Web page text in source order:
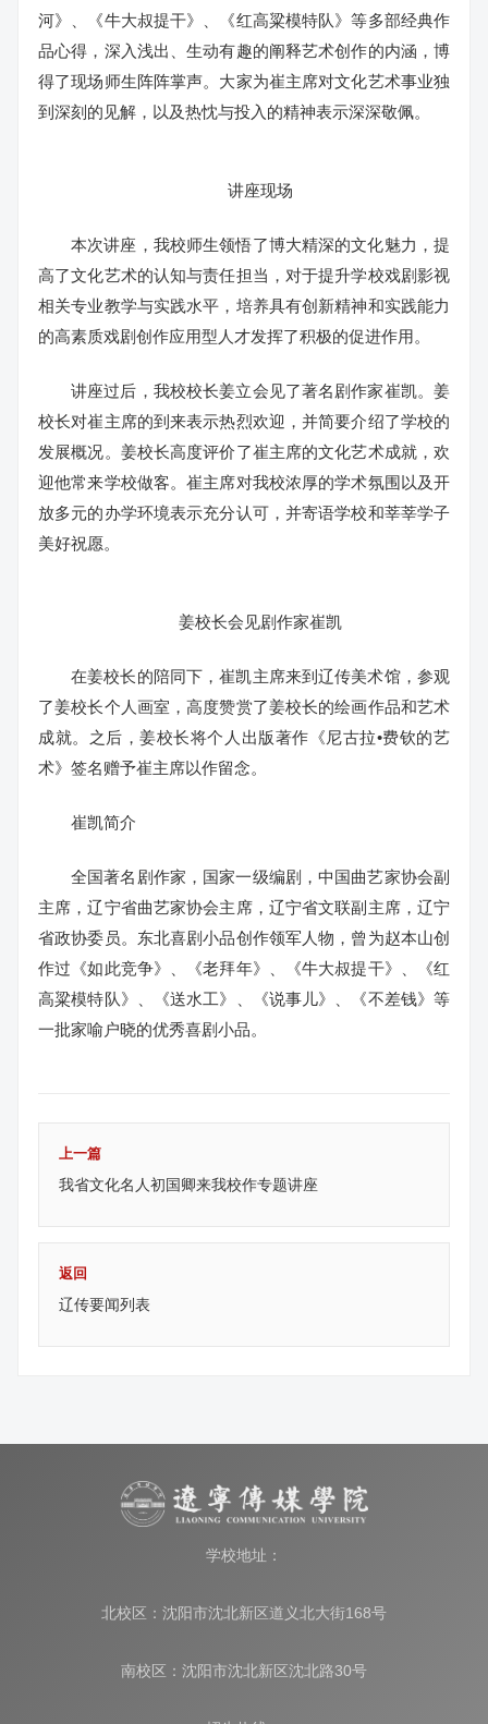
河》、《牛大叔提干》、《红高粱模特队》等多部经典作
品心得，深入浅出、生动有趣的阐释艺术创作的内涵，博
得了现场师生阵阵掌声。大家为崔主席对文化艺术事业独
到深刻的见解，以及热忱与投入的精神表示深深敬佩。
讲座现场
本次讲座，我校师生领悟了博大精深的文化魅力，提
高了文化艺术的认知与责任担当，对于提升学校戏剧影视
相关专业教学与实践水平，培养具有创新精神和实践能力
的高素质戏剧创作应用型人才发挥了积极的促进作用。
讲座过后，我校校长姜立会见了著名剧作家崔凯。姜
校长对崔主席的到来表示热烈欢迎，并简要介绍了学校的
发展概况。姜校长高度评价了崔主席的文化艺术成就，欢
迎他常来学校做客。崔主席对我校浓厚的学术氛围以及开
放多元的办学环境表示充分认可，并寄语学校和莘莘学子
美好祝愿。
姜校长会见剧作家崔凯
在姜校长的陪同下，崔凯主席来到辽传美术馆，参观
了姜校长个人画室，高度赞赏了姜校长的绘画作品和艺术
成就。之后，姜校长将个人出版著作《尼古拉•费钦的艺
术》签名赠予崔主席以作留念。
崔凯简介
全国著名剧作家，国家一级编剧，中国曲艺家协会副
主席，辽宁省曲艺家协会主席，辽宁省文联副主席，辽宁
省政协委员。东北喜剧小品创作领军人物，曾为赵本山创
作过《如此竞争》、《老拜年》、《牛大叔提干》、《红
高粱模特队》、《送水工》、《说事儿》、《不差钱》等
一批家喻户晓的优秀喜剧小品。
上一篇
我省文化名人初国卿来我校作专题讲座
返回
辽传要闻列表
学校地址：
北校区：沈阳市沈北新区道义北大街168号
南校区：沈阳市沈北新区沈北路30号